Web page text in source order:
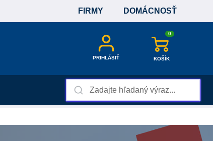
FIRMY DOMÁCNOSŤ
PRIHLÁSIŤ
0
KOŠÍK